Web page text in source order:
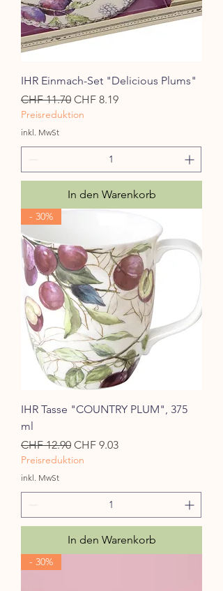
IHR Einmach-Set "Delicious Plums"
Standardpreis
CHF 11.70 Sale-Preis
CHF 8.19
Preisreduktion
inkl. MwSt
In den Warenkorb
- 30%
IHR Tasse "COUNTRY PLUM", 375
ml
Standardpreis
CHF 12.90 Sale-Preis
CHF 9.03
Preisreduktion
inkl. MwSt
In den Warenkorb
- 30%